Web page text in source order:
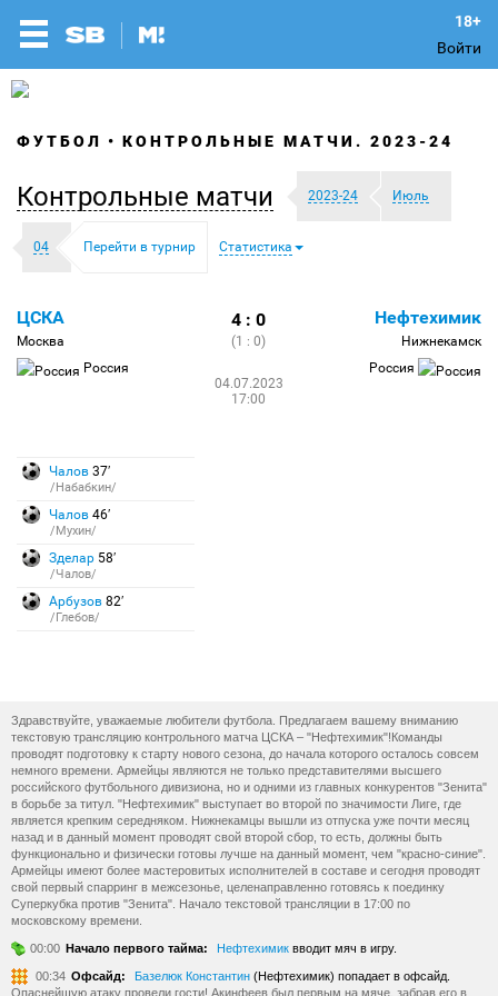
Войти
ФУТБОЛ КОНТРОЛЬНЫЕ МАТЧИ. 2023-24
Контрольные матчи 2023-24 Июль
04 Перейти в турнир Статистика
ЦСКА
Москва
Россия
4 : 0
(1 : 0)
04.07.2023
17:00
Нефтехимик
Нижнекамск
Россия
Чалов 37′
/Набабкин/
Чалов 46′
/Мухин/
Зделар 58′
/Чалов/
Арбузов 82′
/Глебов/
Здравствуйте, уважаемые любители футбола. Предлагаем вашему вниманию
текстовую трансляцию контрольного матча ЦСКА – "Нефтехимик"!Команды
проводят подготовку к старту нового сезона, до начала которого осталось совсем
немного времени. Армейцы являются не только представителями высшего
российского футбольного дивизиона, но и одними из главных конкурентов "Зенита"
в борьбе за титул. "Нефтехимик" выступает во второй по значимости Лиге, где
является крепким середняком. Нижнекамцы вышли из отпуска уже почти месяц
назад и в данный момент проводят свой второй сбор, то есть, должны быть
функционально и физически готовы лучше на данный момент, чем "красно-синие".
Армейцы имеют более мастеровитых исполнителей в составе и сегодня проводят
свой первый спарринг в межсезонье, целенаправленно готовясь к поединку
Суперкубка против "Зенита". Начало текстовой трансляции в 17:00 по
московскому времени.
00:00 Начало первого тайма: Нефтехимик вводит мяч в игру.
00:34 Офсайд: Базелюк Константин (Нефтехимик) попадает в офсайд.
Опаснейшую атаку провели гости! Акинфеев был первым на мяче, забрав его в